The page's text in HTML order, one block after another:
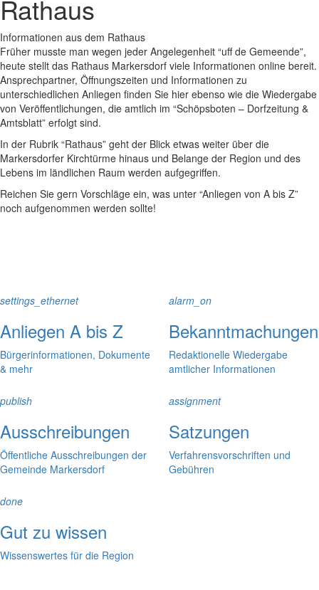
Rathaus
Informationen aus dem Rathaus
Früher musste man wegen jeder Angelegenheit “uff de Gemeende”,
heute stellt das Rathaus Markersdorf viele Informationen online bereit.
Ansprechpartner, Öffnungszeiten und Informationen zu
unterschiedlichen Anliegen finden Sie hier ebenso wie die Wiedergabe
von Veröffentlichungen, die amtlich im “Schöpsboten – Dorfzeitung &
Amtsblatt” erfolgt sind.
In der Rubrik “Rathaus” geht der Blick etwas weiter über die
Markersdorfer Kirchtürme hinaus und Belange der Region und des
Lebens im ländlichen Raum werden aufgegriffen.
Reichen Sie gern Vorschläge ein, was unter “Anliegen von A bis Z”
noch aufgenommen werden sollte!
settings_ethernet
Anliegen A bis Z
Bürgerinformationen, Dokumente
& mehr
alarm_on
Bekanntmachungen
Redaktionelle Wiedergabe
amtlicher Informationen
publish
Ausschreibungen
Öffentliche Ausschreibungen der
Gemeinde Markersdorf
assignment
Satzungen
Verfahrensvorschriften und
Gebühren
done
Gut zu wissen
Wissenswertes für die Region